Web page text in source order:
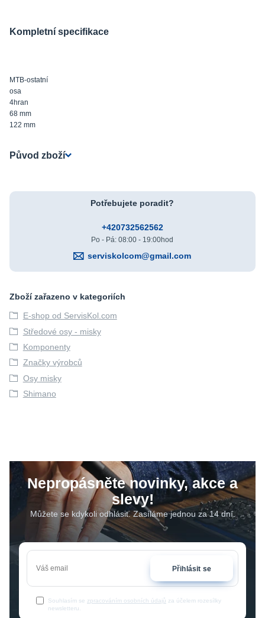
Kompletní specifikace
MTB-ostatní
osa
4hran
68 mm
122 mm
Původ zboží
Potřebujete poradit?
+420732562562
Po - Pá: 08:00 - 19:00hod
serviskolcom@gmail.com
Zboží zařazeno v kategoriích
E-shop od ServisKol.com
Středové osy - misky
Komponenty
Značky výrobců
Osy misky
Shimano
Nepropásněte novinky, akce a
slevy!
Můžete se kdykoli odhlásit. Zasíláme jednou za 14 dní.
Přihlásit se
Souhlasím se zpracováním osobních údajů za účelem rozesílky
newsletteru.